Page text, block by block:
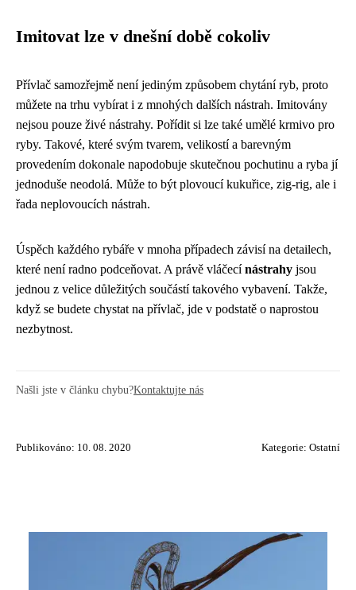
Imitovat lze v dnešní době cokoliv
Přívlač samozřejmě není jediným způsobem chytání ryb, proto
můžete na trhu vybírat i z mnohých dalších nástrah. Imitovány
nejsou pouze živé nástrahy. Pořídit si lze také umělé krmivo pro
ryby. Takové, které svým tvarem, velikostí a barevným
provedením dokonale napodobuje skutečnou pochutinu a ryba jí
jednoduše neodolá. Může to být plovoucí kukuřice, zig-rig, ale i
řada neplovoucích nástrah.
Úspěch každého rybáře v mnoha případech závisí na detailech,
které není radno podceňovat. A právě vláčecínástrahy jsou
jednou z velice důležitých součástí takového vybavení. Takže,
když se budete chystat na přívlač, jde v podstatě o naprostou
nezbytnost.
Našli jste v článku chybu?Kontaktujte nás
Publikováno: 10. 08. 2020 Kategorie: Ostatní